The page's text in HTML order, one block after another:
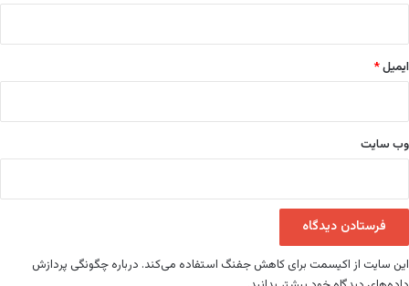
ایمیل*
وب‌ سایت
این سایت از اکیسمت برای کاهش جفنگ استفاده می‌کند. درباره چگونگی پردازش